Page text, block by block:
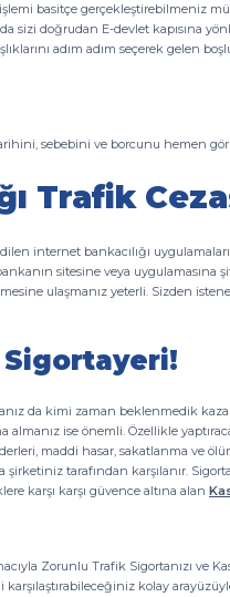
basitçe gerçekleştirebilmeniz
sizi doğrudan E-devlet kapısına
adım adım seçerek gelen
sebebini ve borcunu hemen
Trafik
internet bankacılığı
sitesine veya uygulamasına
ulaşmanız yeterli. Sizden
da kimi zaman beklenmedik
ise önemli. Özellikle
maddi hasar, sakatlanma ve
tarafından karşılanır.
karşı karşı güvence altına alan
Zorunlu Trafik Sigortanızı ve
kolay